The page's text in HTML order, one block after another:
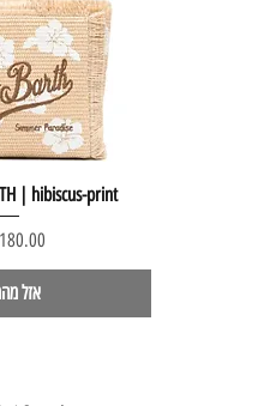
| hibiscus-print
מחיר
אזל